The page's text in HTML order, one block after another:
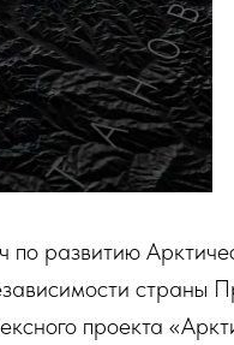
по развитию
страны
проекта